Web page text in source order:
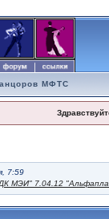
МФТС
7:59
МЭИ" 7.04.12